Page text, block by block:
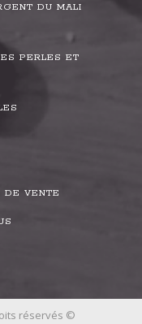
DU MALI
PERLES ET
DE VENTE
réservés ©